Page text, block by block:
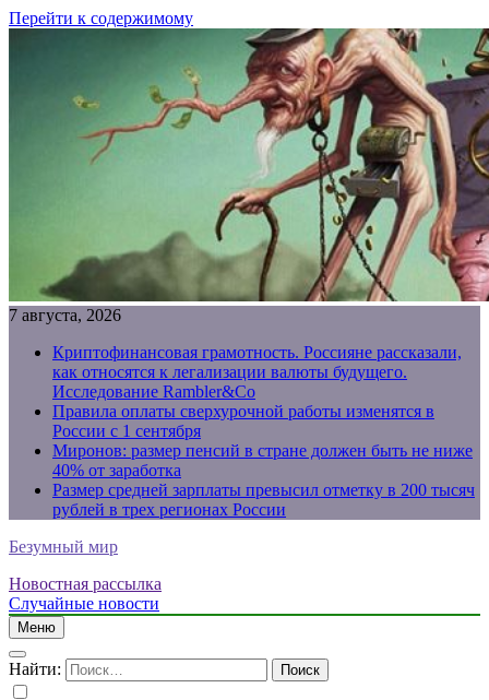
Перейти к содержимому
7 августа, 2026
Криптофинансовая грамотность. Россияне рассказали,
как относятся к легализации валюты будущего.
Исследование Rambler&Co
Правила оплаты сверхурочной работы изменятся в
России с 1 сентября
Миронов: размер пенсий в стране должен быть не ниже
40% от заработка
Размер средней зарплаты превысил отметку в 200 тысяч
рублей в трех регионах России
Безумный мир
Новостная рассылка
Случайные новости
Меню
Найти: